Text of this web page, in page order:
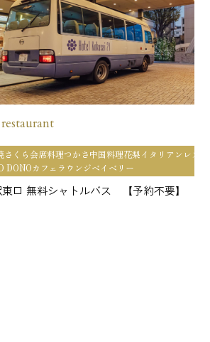
つかさ中国料理花梨イタリアンレストラン
ウンジベイベリー
ャトルバス 【予約不要】